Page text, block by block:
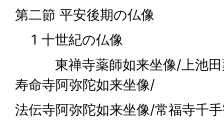
第二節 平安後期の仏像
1 十世紀の仏像
東禅寺薬師如来坐像/上池田
寿命寺阿弥陀如来坐像/
法伝寺阿弥陀如来坐像/常福寺千